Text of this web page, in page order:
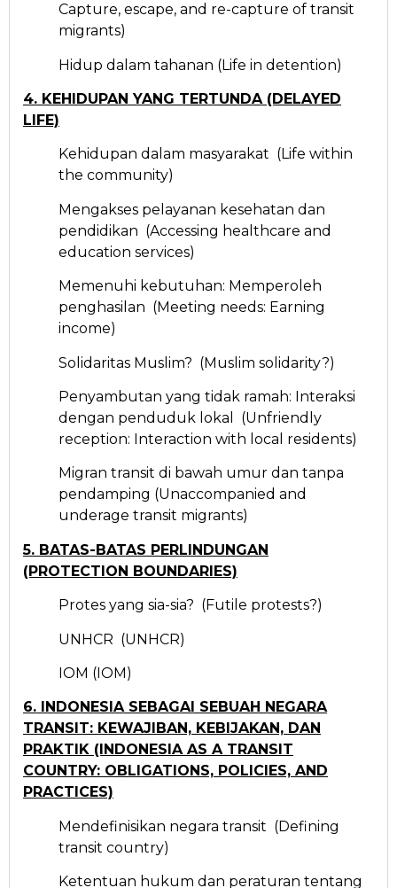
Capture, escape, and re-capture of transit
migrants)
Hidup dalam tahanan (Life in detention)
4. KEHIDUPAN YANG TERTUNDA (DELAYED
LIFE)
Kehidupan dalam masyarakat (Life within
the community)
Mengakses pelayanan kesehatan dan
pendidikan (Accessing healthcare and
education services)
Memenuhi kebutuhan: Memperoleh
penghasilan (Meeting needs: Earning
income)
Solidaritas Muslim? (Muslim solidarity?)
Penyambutan yang tidak ramah: Interaksi
dengan penduduk lokal (Unfriendly
reception: Interaction with local residents)
Migran transit di bawah umur dan tanpa
pendamping (Unaccompanied and
underage transit migrants)
5. BATAS-BATAS PERLINDUNGAN
(PROTECTION BOUNDARIES)
Protes yang sia-sia? (Futile protests?)
UNHCR (UNHCR)
IOM (IOM)
6. INDONESIA SEBAGAI SEBUAH NEGARA
TRANSIT: KEWAJIBAN, KEBIJAKAN, DAN
PRAKTIK (INDONESIA AS A TRANSIT
COUNTRY: OBLIGATIONS, POLICIES, AND
PRACTICES)
Mendefinisikan negara transit (Defining
transit country)
Ketentuan hukum dan peraturan tentang